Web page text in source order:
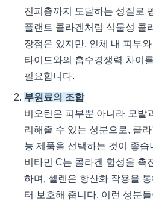
진피층까지 도달하는 성질로
플랜트 콜라겐처럼 식물성 콜
장점은 있지만, 인체 내 피부
타이드와의 흡수경쟁력 차이
필요합니다.
부원료의 조합
비오틴은 피부뿐 아니라 모발
리해줄 수 있는 성분으로, 콜
능 제품을 선택하는 것이 좋습
비타민 C는 콜라겐 합성을 촉
하며, 셀렌은 항산화 작용을
터 보호해 줍니다. 이런 성분